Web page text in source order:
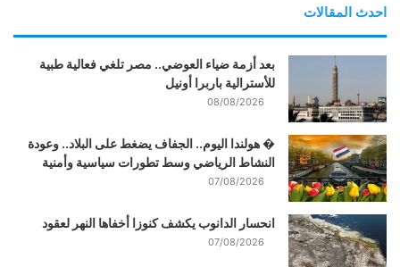
احدث المقالات
بعد أزمة ضياء العوضي.. مصر تلغي فعالية طبية
للأسترالية باربرا أونيل
08/08/2026
� هولندا اليوم.. الجفاف يضغط على البلاد.. وعودة
النشاط الرياضي وسط تطورات سياسية وأمنية
07/08/2026
انحسار الدانوب يكشف كنوزا أخفاها النهر لعقود
07/08/2026